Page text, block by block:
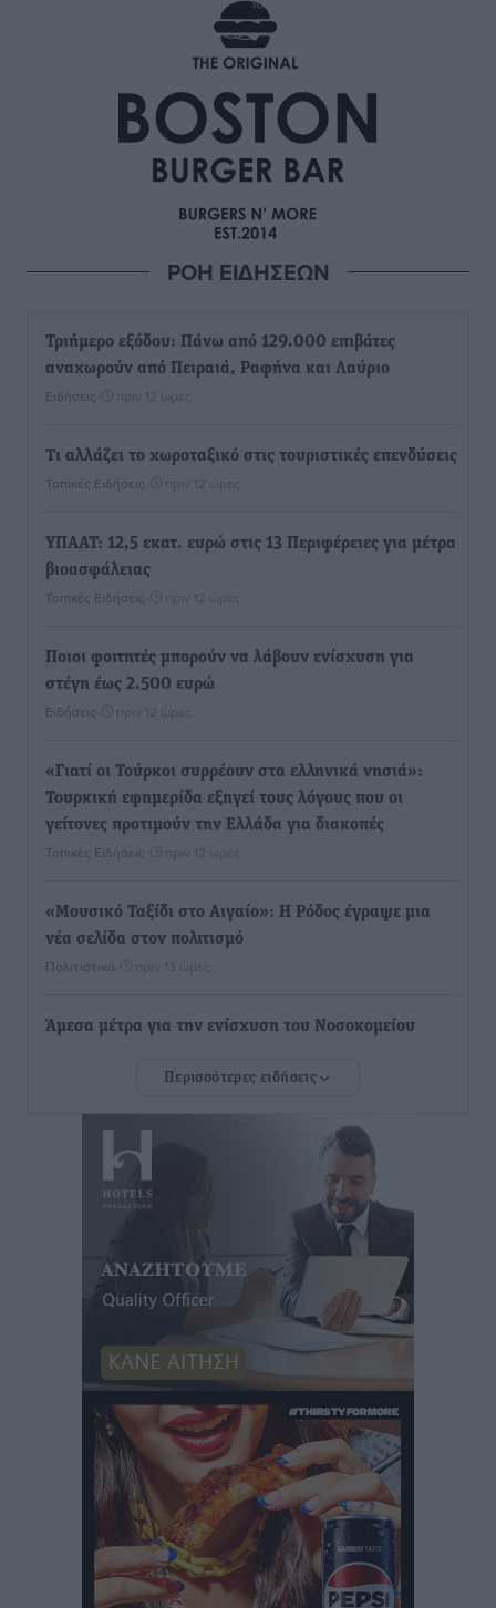
ΡΟΗ ΕΙΔΗΣΕΩΝ
Τριήμερο εξόδου: Πάνω από 129.000 επιβάτες
αναχωρούν από Πειραιά, Ραφήνα και Λαύριο
Ειδήσεις πριν 12 ώρες
Τι αλλάζει το χωροταξικό στις τουριστικές επενδύσεις
Τοπικές Ειδήσεις πριν 12 ώρες
ΥΠΑΑΤ: 12,5 εκατ. ευρώ στις 13 Περιφέρειες για μέτρα
βιοασφάλειας
Τοπικές Ειδήσεις πριν 12 ώρες
Ποιοι φοιτητές μπορούν να λάβουν ενίσχυση για
στέγη έως 2.500 ευρώ
Ειδήσεις πριν 12 ώρες
«Γιατί οι Τούρκοι συρρέουν στα ελληνικά νησιά»:
Τουρκική εφημερίδα εξηγεί τους λόγους που οι
γείτονες προτιμούν την Ελλάδα για διακοπές
Τοπικές Ειδήσεις πριν 12 ώρες
«Μουσικό Ταξίδι στο Αιγαίο»: Η Ρόδος έγραψε μια
νέα σελίδα στον πολιτισμό
Πολιτιστικά πριν 13 ώρες
Άμεσα μέτρα για την ενίσχυση του Νοσοκομείου
ανακοίνωσε ο Άδωνις Γεωργιάδης
Iατρικός Σύλλογος Ροδου προς Α. Γεωργιάδη:
Στρατηγικές Προτάσεις για την Ενίσχυση της
Δημόσιας Υγείας στη Νησιωτική Ελλάδα και στα
Τοπικές Ειδήσεις• πριν 13 ώρες
Πάνθηρες: Ξεκίνησαν αισιόδοξοι για την παρθενική
“πτήση” τους
Αθλητικά• πριν 13 ώρες
Άρης Αρχαγγέλου: Στο πλευρό του άτυχου Ιάκωβου
Αθλητικά • πριν 13 ώρες
Φοίβος: Η μεγάλη επιστροφή του Μπρένο Σαλβατιέρα
πριν 13 ώρες
Περισσότερες ειδήσεις